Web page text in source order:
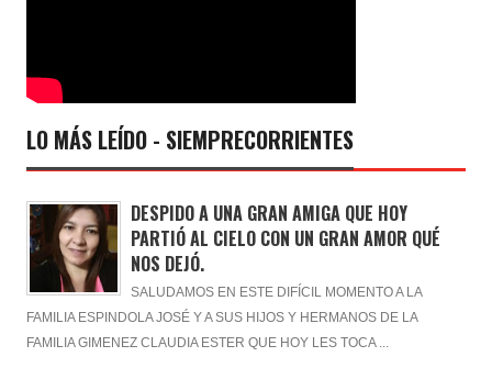
LO MÁS LEÍDO - SIEMPRECORRIENTES
DESPIDO A UNA GRAN AMIGA QUE HOY
PARTIÓ AL CIELO CON UN GRAN AMOR QUÉ
NOS DEJÓ.
SALUDAMOS EN ESTE DIFÍCIL MOMENTO A LA
FAMILIA ESPINDOLA JOSÉ Y A SUS HIJOS Y HERMANOS DE LA
FAMILIA GIMENEZ CLAUDIA ESTER QUE HOY LES TOCA ...